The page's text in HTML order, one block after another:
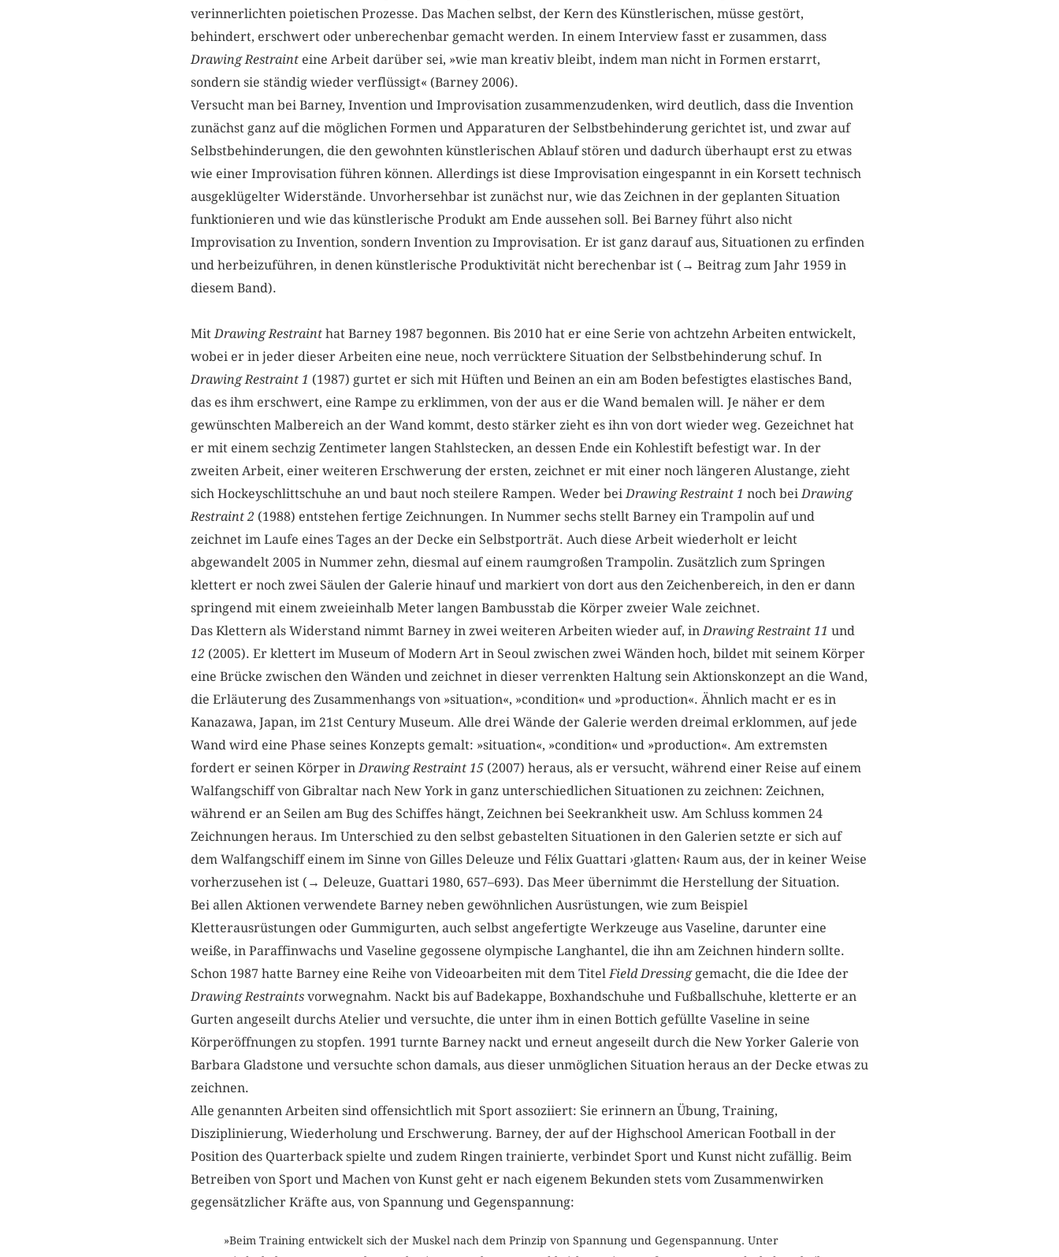
verinnerlichten poietischen Prozesse. Das Machen selbst, der Kern des Künstlerischen, müsse gestört,
behindert, erschwert oder unberechenbar gemacht werden. In einem Interview fasst er zusammen, dass
Drawing Restrainteine Arbeit darüber sei, »wie man kreativ bleibt, indem man nicht in Formen erstarrt,
sondern sie ständig wieder verflüssigt« (Barney 2006).
Versucht man bei Barney, Invention und Improvisation zusammenzudenken, wird deutlich, dass die Invention
zunächst ganz auf die möglichen Formen und Apparaturen der Selbstbehinderung gerichtet ist, und zwar auf
Selbstbehinderungen, die den gewohnten künstlerischen Ablauf stören und dadurch überhaupt erst zu etwas
wie einer Improvisation führen können. Allerdings ist diese Improvisation eingespannt in ein Korsett technisch
ausgeklügelter Widerstände. Unvorhersehbar ist zunächst nur, wie das Zeichnen in der geplanten Situation
funktionieren und wie das künstlerische Produkt am Ende aussehen soll. Bei Barney führt also nicht
Improvisation zu Invention, sondern Invention zu Improvisation. Er ist ganz darauf aus, Situationen zu erfinden
und herbeizuführen, in denen künstlerische Produktivität nicht berechenbar ist (→ Beitrag zum Jahr 1959 in
diesem Band).
MitDrawing Restrainthat Barney 1987 begonnen. Bis 2010 hat er eine Serie von achtzehn Arbeiten entwickelt,
wobei er in jeder dieser Arbeiten eine neue, noch verrücktere Situation der Selbstbehinderung schuf. In
Drawing Restraint 1 (1987) gurtet er sich mit Hüften und Beinen an ein am Boden befestigtes elastisches Band,
das es ihm erschwert, eine Rampe zu erklimmen, von der aus er die Wand bemalen will. Je näher er dem
gewünschten Malbereich an der Wand kommt, desto stärker zieht es ihn von dort wieder weg. Gezeichnet hat
er mit einem sechzig Zentimeter langen Stahlstecken, an dessen Ende ein Kohlestift befestigt war. In der
zweiten Arbeit, einer weiteren Erschwerung der ersten, zeichnet er mit einer noch längeren Alustange, zieht
sich Hockeyschlittschuhe an und baut noch steilere Rampen. Weder beiDrawing Restraint 1 noch beiDrawing
Restraint 2 (1988) entstehen fertige Zeichnungen. In Nummer sechs stellt Barney ein Trampolin auf und
zeichnet im Laufe eines Tages an der Decke ein Selbstporträt. Auch diese Arbeit wiederholt er leicht
abgewandelt 2005 in Nummer zehn, diesmal auf einem raumgroßen Trampolin. Zusätzlich zum Springen
klettert er noch zwei Säulen der Galerie hinauf und markiert von dort aus den Zeichenbereich, in den er dann
springend mit einem zweieinhalb Meter langen Bambusstab die Körper zweier Wale zeichnet.
Das Klettern als Widerstand nimmt Barney in zwei weiteren Arbeiten wieder auf, inDrawing Restraint 11 und
12 (2005). Er klettert im Museum of Modern Art in Seoul zwischen zwei Wänden hoch, bildet mit seinem Körper
eine Brücke zwischen den Wänden und zeichnet in dieser verrenkten Haltung sein Aktionskonzept an die Wand,
die Erläuterung des Zusammenhangs von »situation«, »condition« und »production«. Ähnlich macht er es in
Kanazawa, Japan, im 21st Century Museum. Alle drei Wände der Galerie werden dreimal erklommen, auf jede
Wand wird eine Phase seines Konzepts gemalt: »situation«, »condition« und »production«. Am extremsten
fordert er seinen Körper inDrawing Restraint 15(2007) heraus, als er versucht, während einer Reise auf einem
Walfangschiff von Gibraltar nach New York in ganz unterschiedlichen Situationen zu zeichnen: Zeichnen,
während er an Seilen am Bug des Schiffes hängt, Zeichnen bei Seekrankheit usw. Am Schluss kommen 24
Zeichnungen heraus. Im Unterschied zu den selbst gebastelten Situationen in den Galerien setzte er sich auf
dem Walfangschiff einem im Sinne von Gilles Deleuze und Félix Guattari ›glatten‹ Raum aus, der in keiner Weise
vorherzusehen ist (→ Deleuze, Guattari 1980, 657–693). Das Meer übernimmt die Herstellung der Situation.
Bei allen Aktionen verwendete Barney neben gewöhnlichen Ausrüstungen, wie zum Beispiel
Kletterausrüstungen oder Gummigurten, auch selbst angefertigte Werkzeuge aus Vaseline, darunter eine
weiße, in Paraffinwachs und Vaseline gegossene olympische Langhantel, die ihn am Zeichnen hindern sollte.
Schon 1987 hatte Barney eine Reihe von Videoarbeiten mit dem TitelField Dressinggemacht, die die Idee der
Drawing Restraintsvorwegnahm. Nackt bis auf Badekappe, Boxhandschuhe und Fußballschuhe, kletterte er an
Gurten angeseilt durchs Atelier und versuchte, die unter ihm in einen Bottich gefüllte Vaseline in seine
Körperöffnungen zu stopfen. 1991 turnte Barney nackt und erneut angeseilt durch die New Yorker Galerie von
Barbara Gladstone und versuchte schon damals, aus dieser unmöglichen Situation heraus an der Decke etwas zu
zeichnen.
Alle genannten Arbeiten sind offensichtlich mit Sport assoziiert: Sie erinnern an Übung, Training,
Disziplinierung, Wiederholung und Erschwerung. Barney, der auf der Highschool American Football in der
Position des Quarterback spielte und zudem Ringen trainierte, verbindet Sport und Kunst nicht zufällig. Beim
Betreiben von Sport und Machen von Kunst geht er nach eigenem Bekunden stets vom Zusammenwirken
gegensätzlicher Kräfte aus, von Spannung und Gegenspannung:
»Beim Training entwickelt sich der Muskel nach dem Prinzip von Spannung und Gegenspannung. Unter